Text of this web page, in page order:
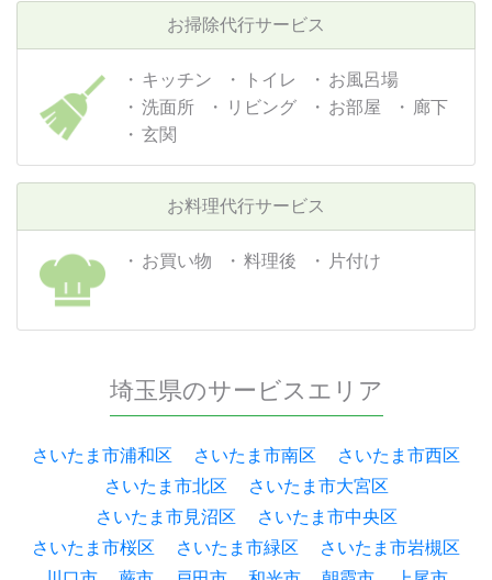
お掃除代行サービス
キッチン トイレ
お風呂場
洗面所
リビング お部屋
廊下
玄関
お料理代行サービス
お買い物 料理後 片付け
埼玉県のサービスエリア
さいたま市浦和区 さいたま市南区
さいたま市西区
さいたま市北区
さいたま市大宮区
さいたま市見沼区
さいたま市中央区
さいたま市桜区
さいたま市緑区
さいたま市岩槻区